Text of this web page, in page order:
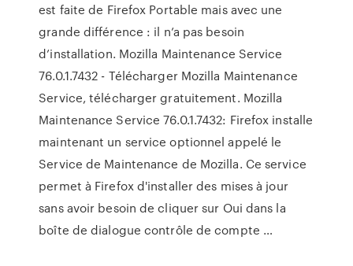
est faite de Firefox Portable mais avec une
grande différence : il n’a pas besoin
d’installation. Mozilla Maintenance Service
76.0.1.7432 - Télécharger Mozilla Maintenance
Service, télécharger gratuitement. Mozilla
Maintenance Service 76.0.1.7432: Firefox installe
maintenant un service optionnel appelé le
Service de Maintenance de Mozilla. Ce service
permet à Firefox d'installer des mises à jour
sans avoir besoin de cliquer sur Oui dans la
boîte de dialogue contrôle de compte …